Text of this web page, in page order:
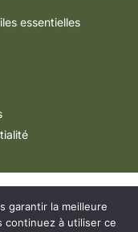
essentielles
garantir la meilleure
continuez à utiliser ce